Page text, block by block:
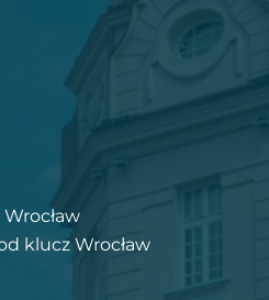
klucz Wrocław